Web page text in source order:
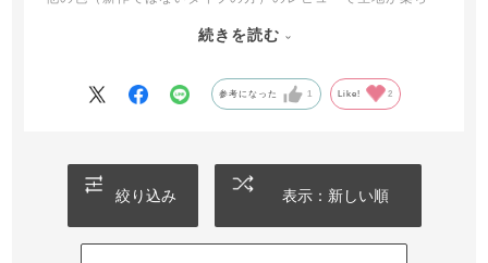
ら嫌だなあと思いましたが、パリッとした素材で良かったで
しょうか？旧作の大きいサイズの購入も考えていますので、
もって歩きたいです！
続きを読む
参考になった 1 Like! 2
絞り込み 表示：新しい順